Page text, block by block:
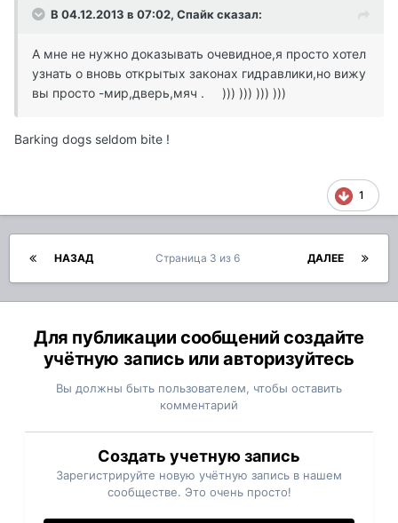
В 04.12.2013 в 07:02, Спайк сказал:
А мне не нужно доказывать очевидное,я просто хотел
узнать о вновь открытых законах гидравлики,но вижу
вы просто -мир,дверь,мяч . ))) ))) ))) )))
Barking dogs seldom bite !
1
НАЗАД ДАЛЕЕ
Страница 3 из 6
Для публикации сообщений создайте
учётную запись или авторизуйтесь
Вы должны быть пользователем, чтобы оставить
комментарий
Создать учетную запись
Зарегистрируйте новую учётную запись в нашем
сообществе. Это очень просто!